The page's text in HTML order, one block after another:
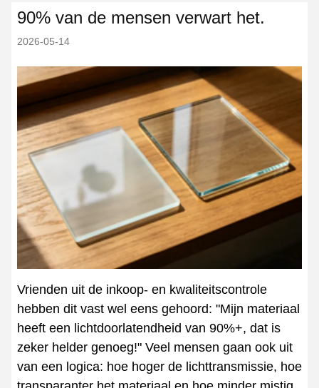
90% van de mensen verwart het.
2026-05-14
Vrienden uit de inkoop- en kwaliteitscontrole
hebben dit vast wel eens gehoord: "Mijn materiaal
heeft een lichtdoorlatendheid van 90%+, dat is
zeker helder genoeg!" Veel mensen gaan ook uit
van een logica: hoe hoger de lichttransmissie, hoe